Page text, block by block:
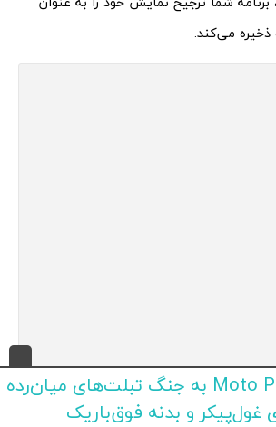
می‌کند.
های آپدیت جدید تلگرام
موتورولا با Moto Pad 70 به جنگ تبلت‌های میان‌رده
غول‌پیکر و بدنه فوق‌باریک